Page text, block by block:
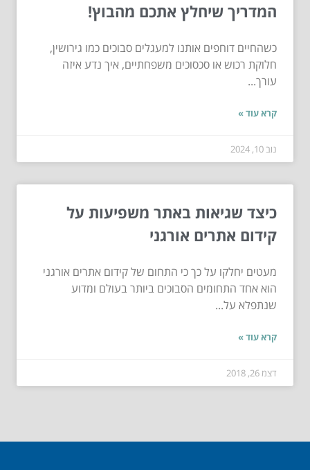
המדריך שיחלץ אתכם מהבוץ!
כשהחיים דוחפים אותנו למעגלים סבוכים כמו גירושין,
חלוקת רכוש או סכסוכים משפחתיים, איך נדע איזה
עורך...
קרא עוד »
נוב 10, 2024
כיצד שגיאות באתר משפיעות על
קידום אתרים אורגני
מעטים יחלקו על כך כי התחום של קידום אתרים אורגני
הוא אחד התחומים הסבוכים ביותר בעולם ומדוע
שנתפלא על...
קרא עוד »
דצמ 26, 2018